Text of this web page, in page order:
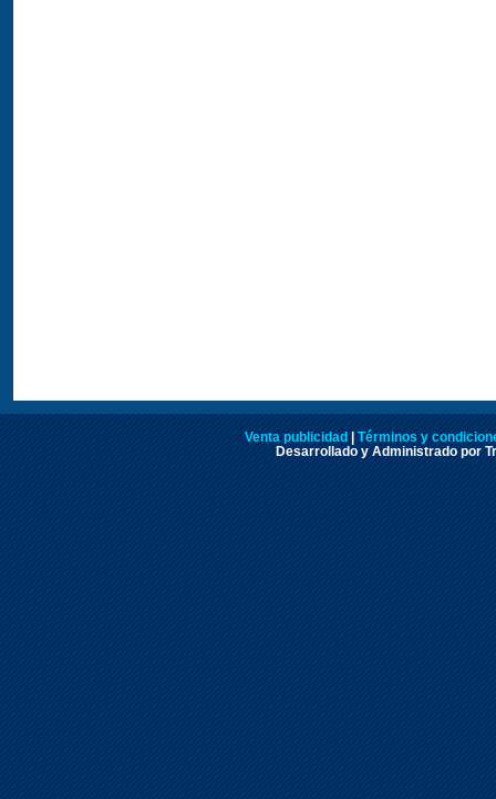
Venta publicidad
Términos y
Desarrollado y Administrado por